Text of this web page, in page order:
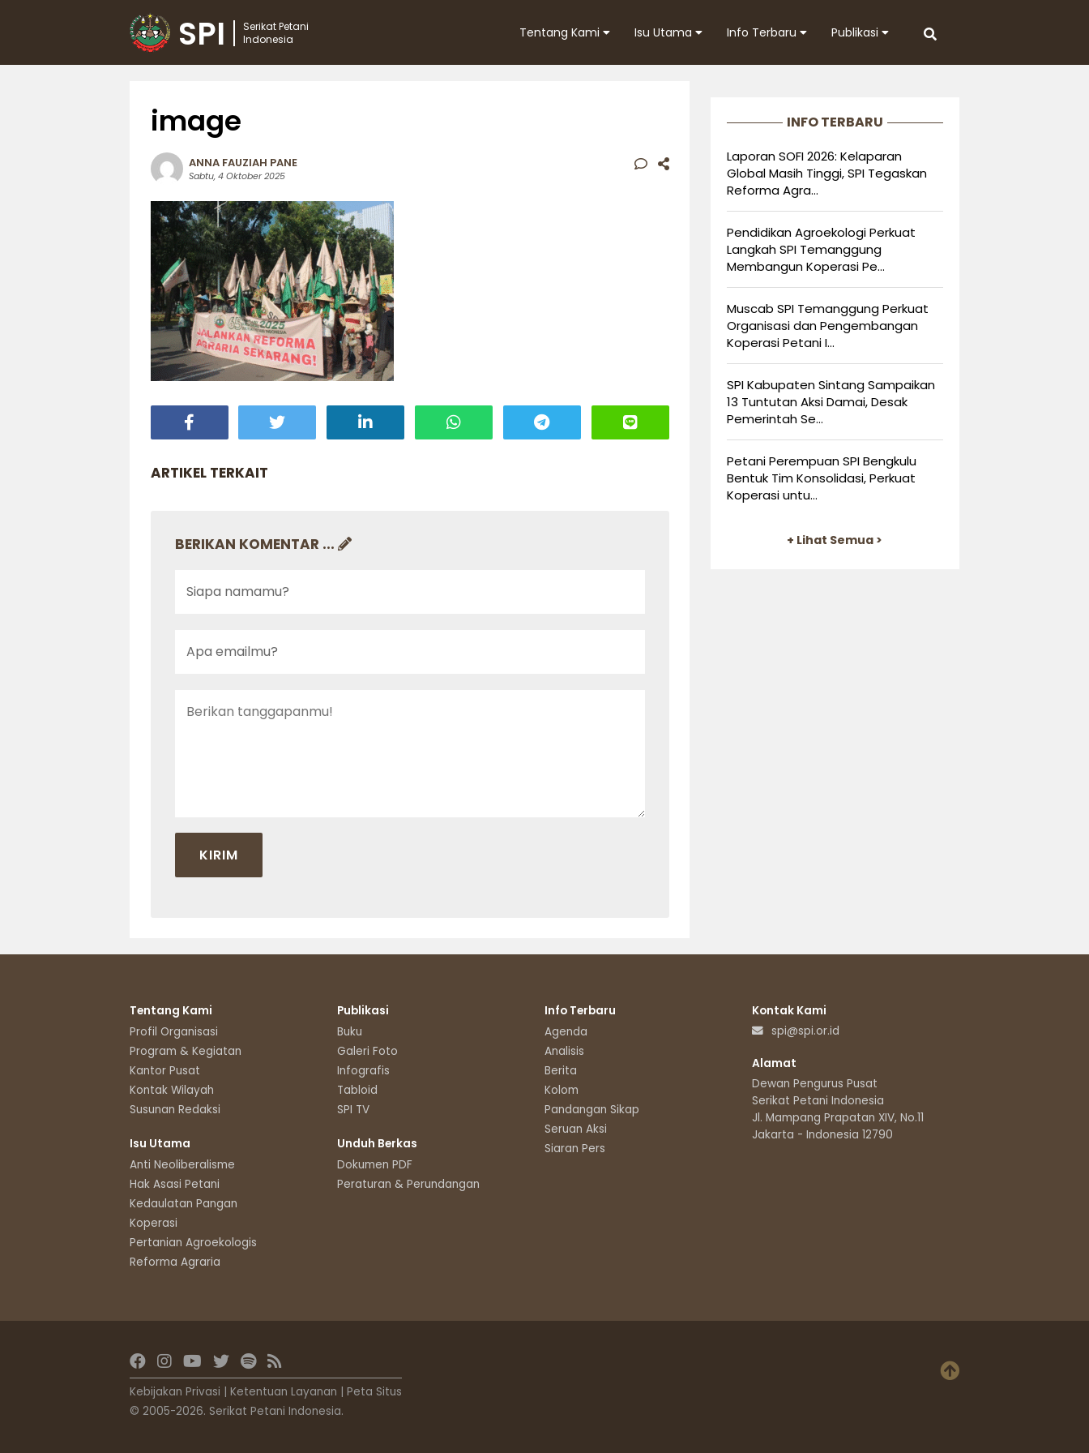
SPI
Serikat Petani
Indonesia
Tentang Kami Isu Utama Info Terbaru Publikasi
image
ANNA FAUZIAH PANE
Sabtu, 4 Oktober 2025
ARTIKEL TERKAIT
BERIKAN KOMENTAR ...
INFO TERBARU
Laporan SOFI 2026: Kelaparan
Global Masih Tinggi, SPI Tegaskan
Reforma Agra...
Pendidikan Agroekologi Perkuat
Langkah SPI Temanggung
Membangun Koperasi Pe...
Muscab SPI Temanggung Perkuat
Organisasi dan Pengembangan
Koperasi Petani I...
SPI Kabupaten Sintang Sampaikan
13 Tuntutan Aksi Damai, Desak
Pemerintah Se...
Petani Perempuan SPI Bengkulu
Bentuk Tim Konsolidasi, Perkuat
Koperasi untu...
+ Lihat Semua >
Tentang Kami
Profil Organisasi
Program & Kegiatan
Kantor Pusat
Kontak Wilayah
Susunan Redaksi
Isu Utama
Anti Neoliberalisme
Hak Asasi Petani
Kedaulatan Pangan
Koperasi
Pertanian Agroekologis
Reforma Agraria
Publikasi
Buku
Galeri Foto
Infografis
Tabloid
SPI TV
Unduh Berkas
Dokumen PDF
Peraturan & Perundangan
Info Terbaru
Agenda
Analisis
Berita
Kolom
Pandangan Sikap
Seruan Aksi
Siaran Pers
Kontak Kami
spi@spi.or.id
Alamat
Dewan Pengurus Pusat
Serikat Petani Indonesia
Jl. Mampang Prapatan XIV, No.11
Jakarta - Indonesia 12790
Kebijakan Privasi Ketentuan Layanan
Peta Situs
© 2005-2026. Serikat Petani Indonesia.